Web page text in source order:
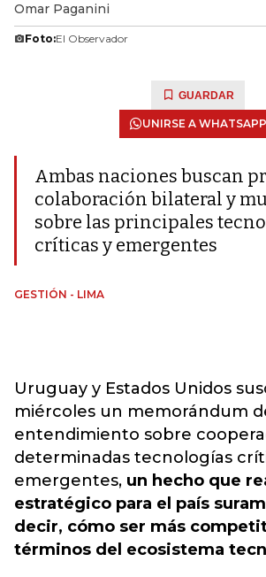
Omar Paganini
Foto:El Observador
GUARDAR
UNIRSE A WHATSAPP
Ambas naciones buscan
colaboración bilateral y
sobre las principales
críticas y emergentes
GESTIÓN - LIMA
Uruguay y Estados Unidos
miércoles un memorándum
entendimiento sobre
determinadas tecnologías
emergentes, un hecho que
estratégico para el país
decir, cómo ser más
términos del ecosistema